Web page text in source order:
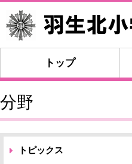
トップ
分野
トピックス